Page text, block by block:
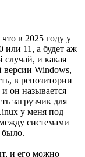
ссылки
должна
разные
туда-сюда по
так и не нашёл,
— то, что мне и
1.8, в которой
копируем